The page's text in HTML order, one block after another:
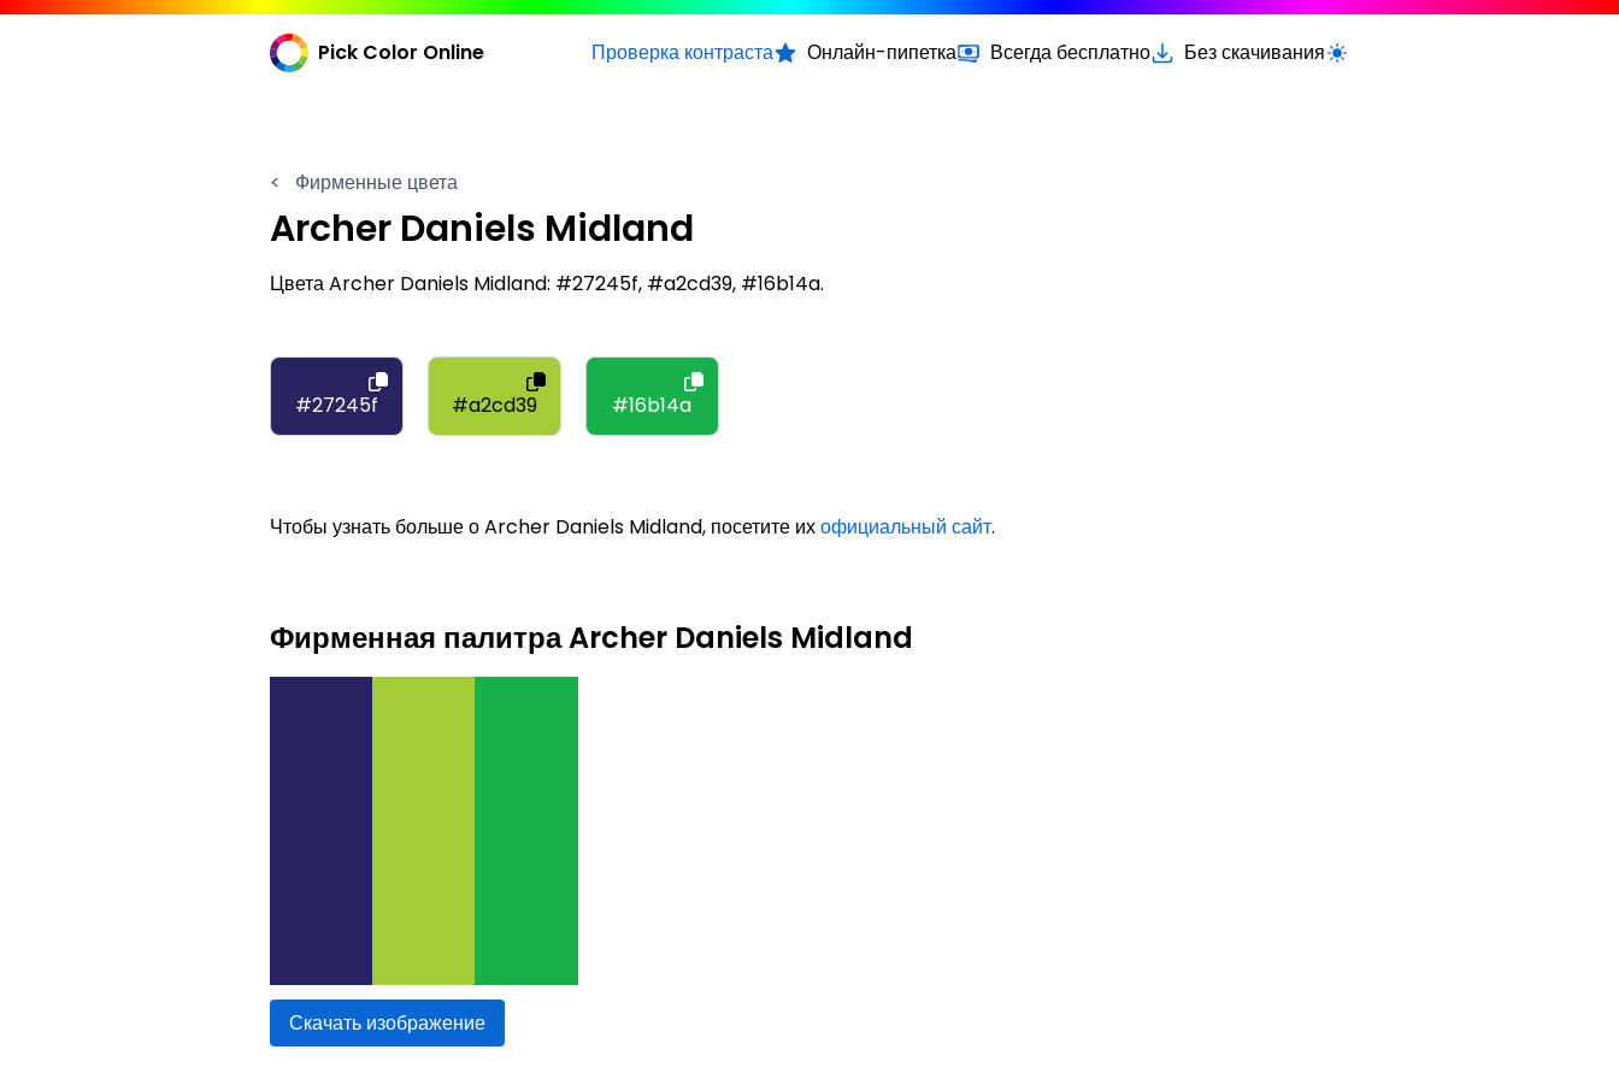
Pick Color Online Проверка контраста Онлайн-пипетка Всегда бесплатно Без скачиванияПереключить светлую/тёмную тему
< Фирменные цвета
Archer Daniels Midland
Цвета Archer Daniels Midland: #27245f, #a2cd39, #16b14a.
#27245f #a2cd39 #16b14a
Чтобы узнать больше о Archer Daniels Midland, посетите ихофициальный сайт.
Фирменная палитра Archer Daniels Midland
Скачать изображение